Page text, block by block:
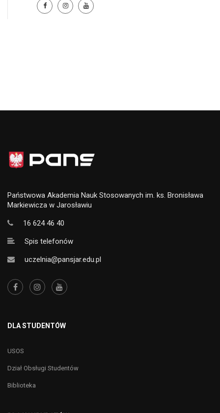
Państwowa Akademia Nauk Stosowanych im. ks. Bronisława
Markiewicza w Jarosławiu
16 624 46 40
Spis telefonów
uczelnia@pansjar.edu.pl
DLA STUDENTÓW
USOS
Dział Obsługi Studentów
Biblioteka